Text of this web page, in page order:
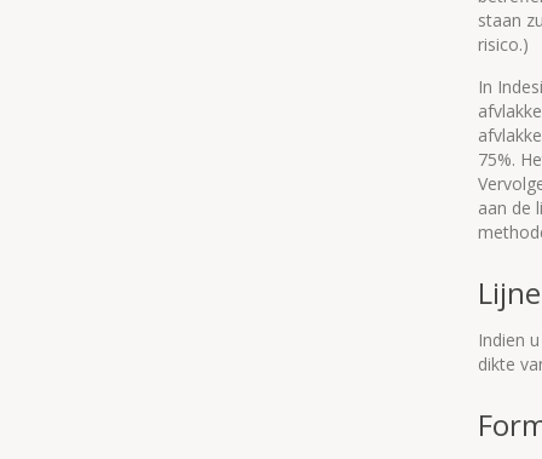
staan
risico.)
In
75%.
aan de
Indien
dikte